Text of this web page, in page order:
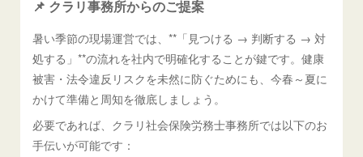
📌 クラリ事務所からのご提案
暑い季節の現場運営では、**「見つける → 判断する → 対
処する」**の流れを社内で明確化することが鍵です。健康
被害・法令違反リスクを未然に防ぐためにも、今春～夏に
かけて準備と周知を徹底しましょう。
必要であれば、クラリ社会保険労務士事務所では以下のお
手伝いが可能です：